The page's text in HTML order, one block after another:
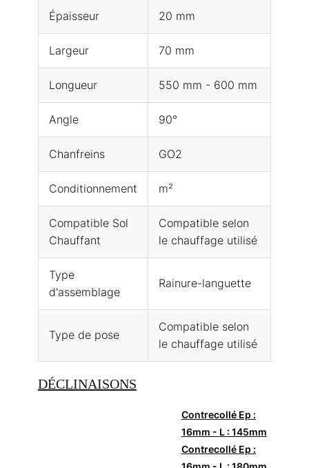
Épaisseur 20 mm
Largeur 70 mm
Longueur 550 mm - 600 mm
Angle 90°
Chanfreins GO2
Conditionnement m²
Compatible Sol
Chauffant
Compatible selon
le chauffage utilisé
Type
d'assemblage
Rainure-languette
Type de pose
Compatible selon
le chauffage utilisé
DÉCLINAISONS
Contrecollé Ep :
16mm - L : 145mm
Contrecollé Ep :